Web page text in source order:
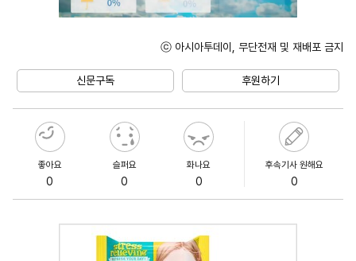
ⓒ 아시아투데이, 무단전재 및 재배포 금지
신문구독 후원하기
좋아요
0
슬퍼요
0
화나요
0
후속기사 원해요
0